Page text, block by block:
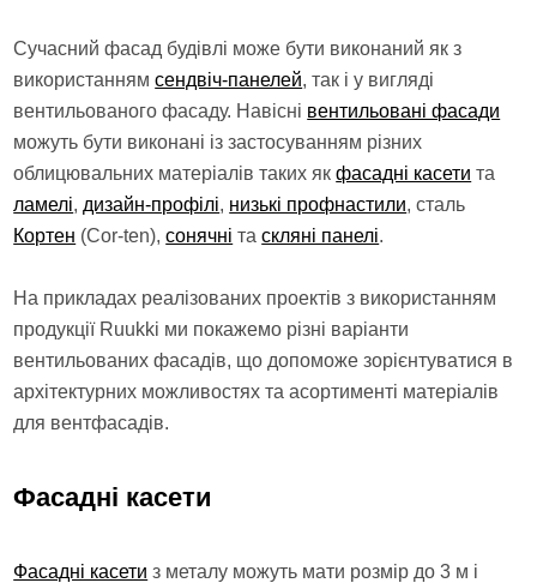
Сучасний фасад будівлі може бути виконаний як з
використаннямсендвіч-панелей, так і у вигляді
вентильованого фасаду. Навісні вентильовані фасади
можуть бути виконані із застосуванням різних
облицювальних матеріалів таких якфасадні касети та
ламелі, дизайн-профілі, низькі профнастили, сталь
Кортен (Cor-ten),сонячні таскляні панелі.
На прикладах реалізованих проектів з використанням
продукції Ruukki ми покажемо різні варіанти
вентильованих фасадів, що допоможе зорієнтуватися в
архітектурних можливостях та асортименті матеріалів
для вентфасадів.
Фасадні касети
Фасадні касети з металу можуть мати розмір до 3 м і